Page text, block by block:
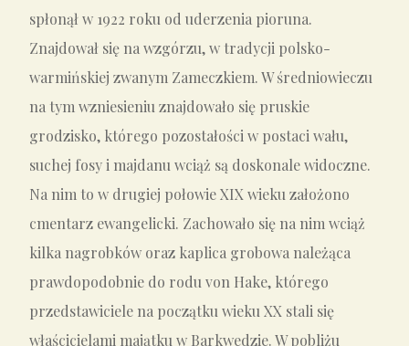
spłonął w 1922 roku od uderzenia pioruna.
Znajdował się na wzgórzu, w tradycji polsko-
warmińskiej zwanym Zameczkiem. W średniowieczu
na tym wzniesieniu znajdowało się pruskie
grodzisko, którego pozostałości w postaci wału,
suchej fosy i majdanu wciąż są doskonale widoczne.
Na nim to w drugiej połowie XIX wieku założono
cmentarz ewangelicki. Zachowało się na nim wciąż
kilka nagrobków oraz kaplica grobowa należąca
prawdopodobnie do rodu von Hake, którego
przedstawiciele na początku wieku XX stali się
właścicielami majątku w Barkwedzie. W pobliżu